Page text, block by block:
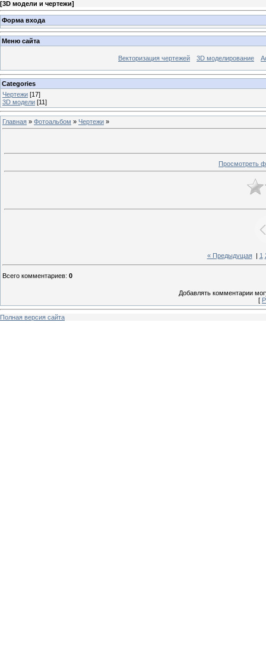
[3D модели и чертежи]
Форма входа
Меню сайта
Векторизация чертежей 3D моделирование
Categories
Чертежи [17]
3D модели [11]
Главная » Фотоальбом » Чертежи »
Просмотреть
« Предыдущая| 1
Всего комментариев: 0
Добавлять комментарии
[
Полная версия сайта